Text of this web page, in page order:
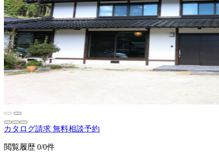
カタログ請求 無料相談予約
閲覧履歴 0/0件